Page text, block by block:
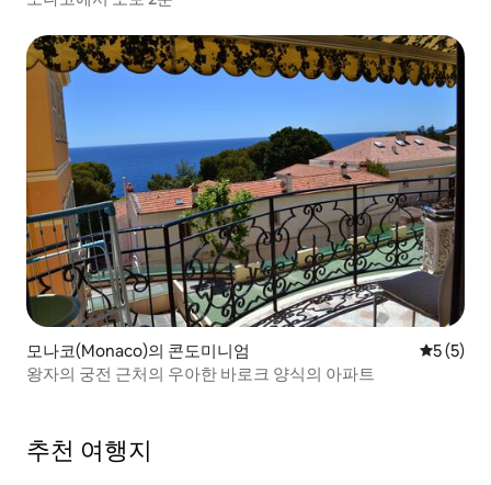
모나코(Monaco)의 콘도미니엄 평점 5점
5 (5)
왕자의 궁전 근처의 우아한 바로크 양식의 아파트
추천 여행지